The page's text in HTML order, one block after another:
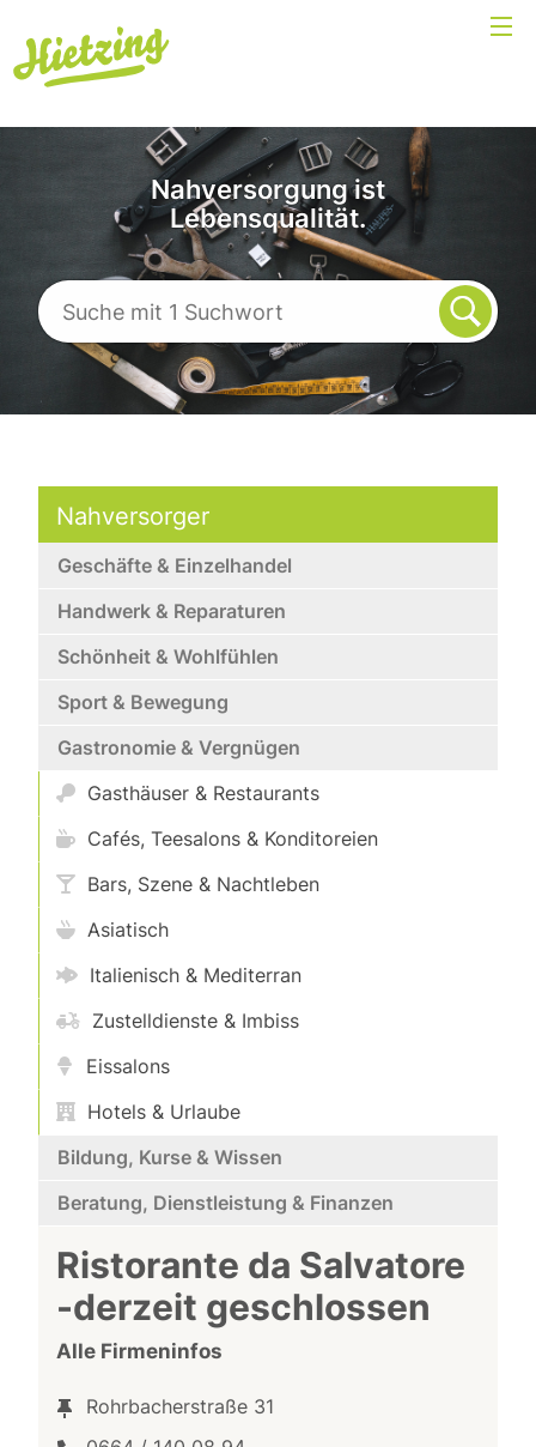
Nahversorgung ist
Lebensqualität.
Nahversorger
Geschäfte & Einzelhandel
Handwerk & Reparaturen
Schönheit & Wohlfühlen
Sport & Bewegung
Gastronomie & Vergnügen
Gasthäuser & Restaurants
Cafés, Teesalons & Konditoreien
Bars, Szene & Nachtleben
Asiatisch
Italienisch & Mediterran
Zustelldienste & Imbiss
Eissalons
Hotels & Urlaube
Bildung, Kurse & Wissen
Beratung, Dienstleistung & Finanzen
Ristorante da Salvatore
-derzeit geschlossen
Alle Firmeninfos
Rohrbacherstraße 31